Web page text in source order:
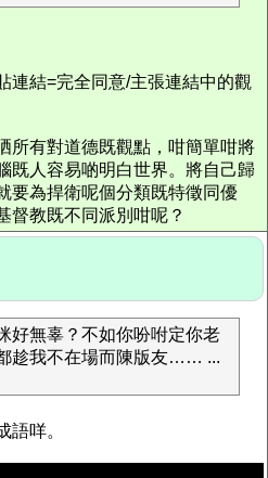
結=完全同意/主張連結中的觀
所有對道德既觀點，咁簡單咁將
既人容易啲明白世界。將自己歸
要為捍衛呢個分類既特徵同優
督教既不同派別咁呢？
好無辜？不如你吩咐定你老
趁我不在場而陳版友…… ...
語咩。